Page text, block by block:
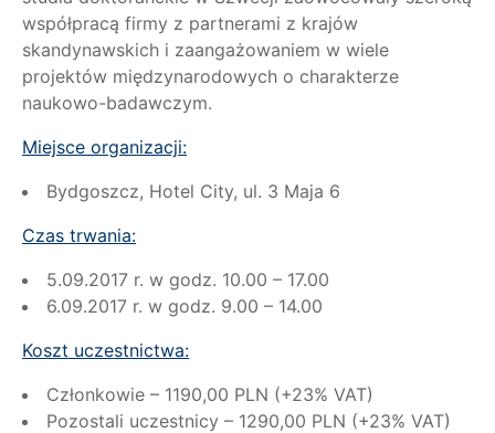
współpracą firmy z partnerami z krajów
skandynawskich i zaangażowaniem w wiele
projektów międzynarodowych o charakterze
naukowo-badawczym.
Miejsce organizacji:
Bydgoszcz, Hotel City, ul. 3 Maja 6
Czas trwania:
5.09.2017 r. w godz. 10.00 – 17.00
6.09.2017 r. w godz. 9.00 – 14.00
Koszt uczestnictwa:
Członkowie – 1190,00 PLN (+23% VAT)
Pozostali uczestnicy – 1290,00 PLN (+23% VAT)